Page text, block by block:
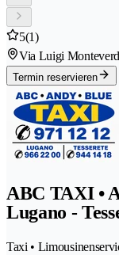
5(1)
Via Luigi
Termin reservieren
ABC TAXI •
Lugano -
Taxi •